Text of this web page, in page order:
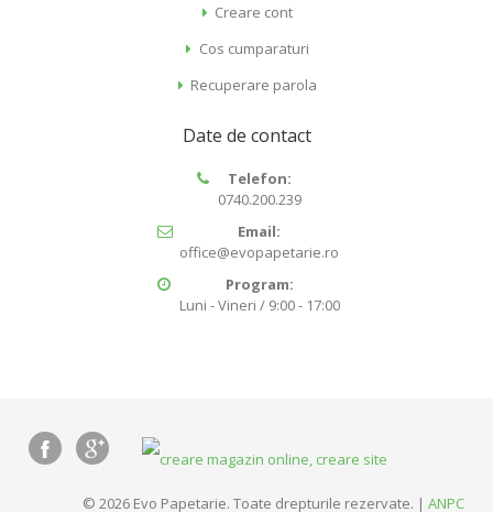
Creare cont
Cos cumparaturi
Recuperare parola
Date de contact
Telefon:
0740.200.239
Email:
office@evopapetarie.ro
Program:
Luni - Vineri / 9:00 - 17:00
© 2026 Evo Papetarie. Toate drepturile rezervate. | ANPC